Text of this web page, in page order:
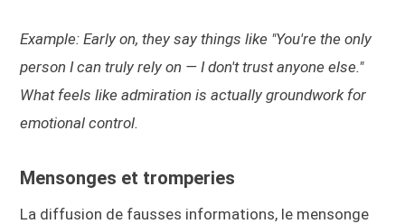
Example: Early on, they say things like "You're the only
person I can truly rely on — I don't trust anyone else."
What feels like admiration is actually groundwork for
emotional control.
Mensonges et tromperies
La diffusion de fausses informations, le mensonge